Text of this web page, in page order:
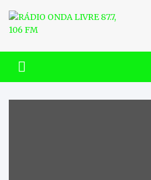
content
RÁDIO ONDA
FM